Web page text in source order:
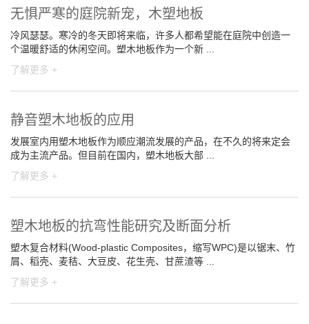
无惧严寒的庭院新宠，木塑地板
冷风瑟瑟。寒冷的冬天即将来临，许多人都希望能在庭院中创造一
个温暖舒适的休闲空间。塑木地板作为一个新 ...
了解更多 +
静音塑木地板的应用
发展室内用塑木地板作为顺应潮流发展的产品，在不久的将来定会
成为主流产品。但目前在国内，塑木地板大部 ...
了解更多 +
塑木地板的抗弯性能研究及断面分析
塑木复合材料(Wood-plastic Composites，缩写WPC)是以锯末、竹
屑、稻壳、麦秸、大豆皮、花生壳、甘蔗渣等 ...
了解更多 +